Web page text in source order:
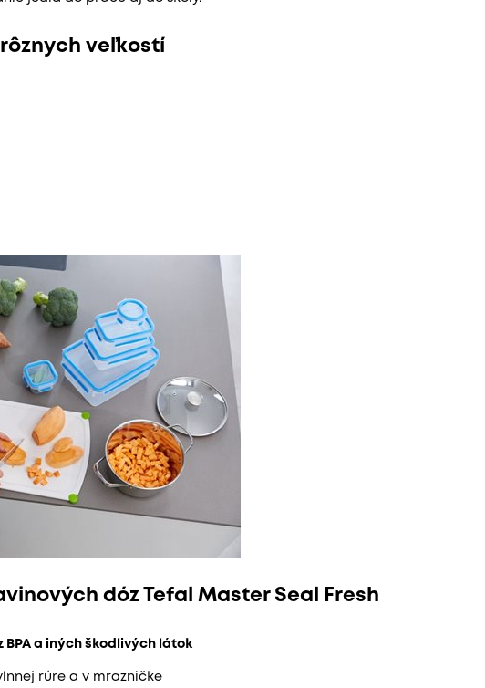
veľkostí
dóz Tefal Master Seal Fresh
BPA a iných škodlivých látok
rúre a v mrazničke